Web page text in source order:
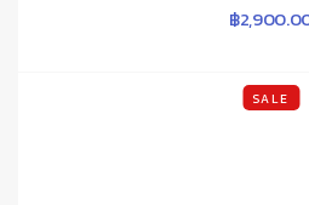
฿
SALE